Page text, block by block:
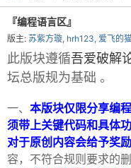
吾 » › ›
『编程语言区』
版主: 苏紫方璇, hrh123, 爱飞的
此版块遵循吾爱破解
坛总版规为基础 。
一、 本版块仅限分享编
须带上关键代码和具体
对于原创内容会给予奖
容，不符合规则要求的